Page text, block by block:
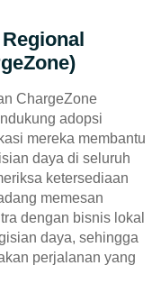
ChargeZone
adopsi
mereka membantu
daya di seluruh
ketersediaan
memesan
dengan bisnis lokal
daya, sehingga
perjalanan yang